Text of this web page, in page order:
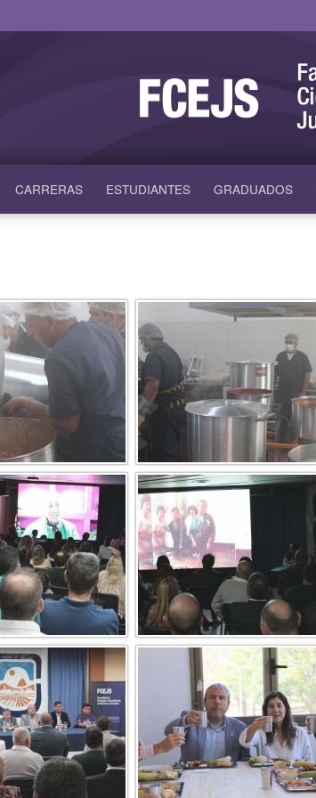
CARRERAS ESTUDIANTES GRADUADOS